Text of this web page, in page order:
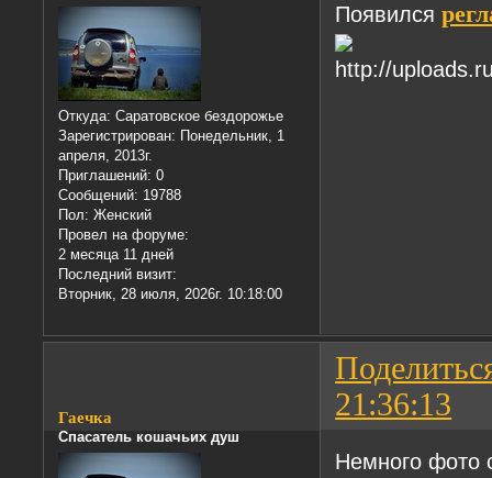
Откуда: Саратовское бездорожье
Зарегистрирован: Понедельник, 1
апреля, 2013г.
Приглашений: 0
Сообщений: 19788
Пол: Женский
Провел на форуме:
2 месяца 11 дней
Последний визит:
Вторник, 28 июля, 2026г. 10:18:00
Появился
21:36:13
Гаечка
Спасатель кошачьих душ
Немного фото